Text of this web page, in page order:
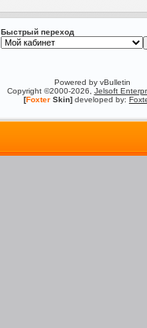
Быстрый переход
Powered by vBulletin
Copyright ©2000-2026, Jelsoft
[Foxter Skin] developed by: